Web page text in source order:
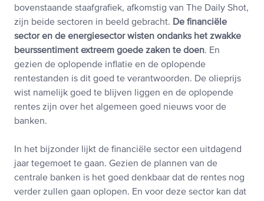
bovenstaande staafgrafiek, afkomstig van The Daily Shot,
zijn beide sectoren in beeld gebracht. De financiële
sector en de energiesector wisten ondanks het zwakke
beurssentiment extreem goede zaken te doen. En
gezien de oplopende inflatie en de oplopende
rentestanden is dit goed te verantwoorden. De olieprijs
wist namelijk goed te blijven liggen en de oplopende
rentes zijn over het algemeen goed nieuws voor de
banken.
In het bijzonder lijkt de financiële sector een uitdagend
jaar tegemoet te gaan. Gezien de plannen van de
centrale banken is het goed denkbaar dat de rentes nog
verder zullen gaan oplopen. En voor deze sector kan dat